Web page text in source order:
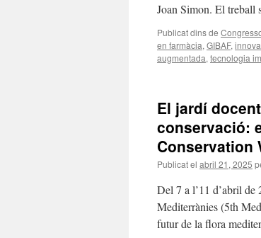
Joan Simon. El treball
Publicat dins de
en farmàcia, GIBAF,
augmentada, tecnologia
El jardí
conservació:
Conservation
Publicat el abril 21, 2025
Del 7 a l’11 d’abril
Mediterrànies (5th
futur de la flora